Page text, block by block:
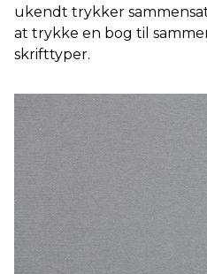
ukendt trykker
at trykke en bog til
skrifttyper.